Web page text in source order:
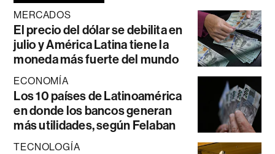
MERCADOS
El precio del dólar se debilita en
julio y América Latina tiene la
moneda más fuerte del mundo
ECONOMÍA
Los 10 países de Latinoamérica
en donde los bancos generan
más utilidades, según Felaban
TECNOLOGÍA